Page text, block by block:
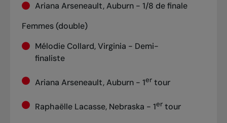
Ariana Arseneault, Auburn - 1/8 de finale
Femmes (double)
Mélodie Collard, Virginia - Demi-
finaliste
Ariana Arseneault, Auburn - 1ertour
Raphaëlle Lacasse, Nebraska - 1ertour